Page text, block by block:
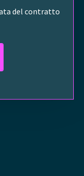
del contratto